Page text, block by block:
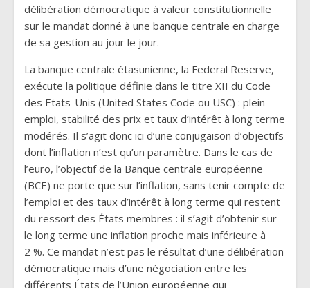
délibération démocratique à valeur constitutionnelle
sur le mandat donné à une banque centrale en charge
de sa gestion au jour le jour.
La banque centrale étasunienne, la Federal Reserve,
exécute la politique définie dans le titre XII du Code
des Etats-Unis (United States Code ou USC) : plein
emploi, stabilité des prix et taux d’intérêt à long terme
modérés. Il s’agit donc ici d’une conjugaison d’objectifs
dont l’inflation n’est qu’un paramètre. Dans le cas de
l’euro, l’objectif de la Banque centrale européenne
(BCE) ne porte que sur l’inflation, sans tenir compte de
l’emploi et des taux d’intérêt à long terme qui restent
du ressort des États membres : il s’agit d’obtenir sur
le long terme une inflation proche mais inférieure à
2 %. Ce mandat n’est pas le résultat d’une délibération
démocratique mais d’une négociation entre les
différents États de l’Union européenne qui